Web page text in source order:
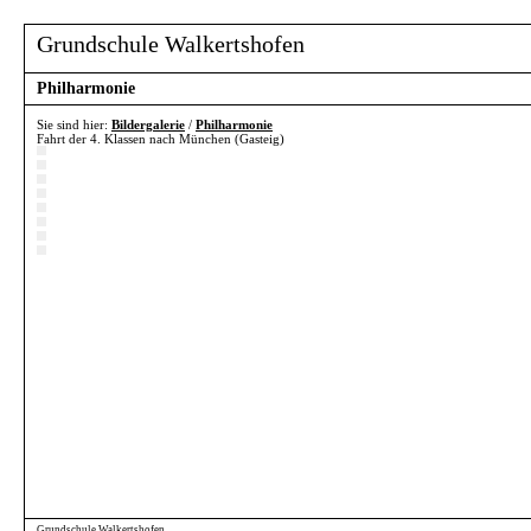
Grundschule Walkertshofen
Philharmonie
Sie sind hier: Bildergalerie / Philharmonie
Fahrt der 4. Klassen nach München (Gasteig)